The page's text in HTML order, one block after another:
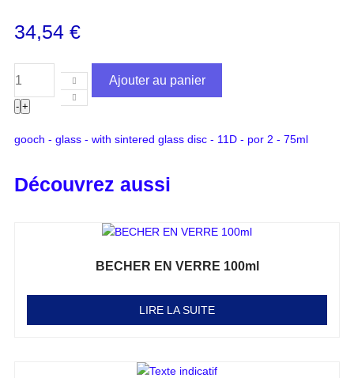
34,54 €
- +
Ajouter au panier
gooch - glass - with sintered glass disc - 11D - por 2 - 75ml
Découvrez aussi
BECHER EN VERRE 100ml
LIRE LA SUITE